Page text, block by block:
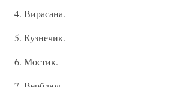
4. Вирасана.
5. Кузнечик.
6. Мостик.